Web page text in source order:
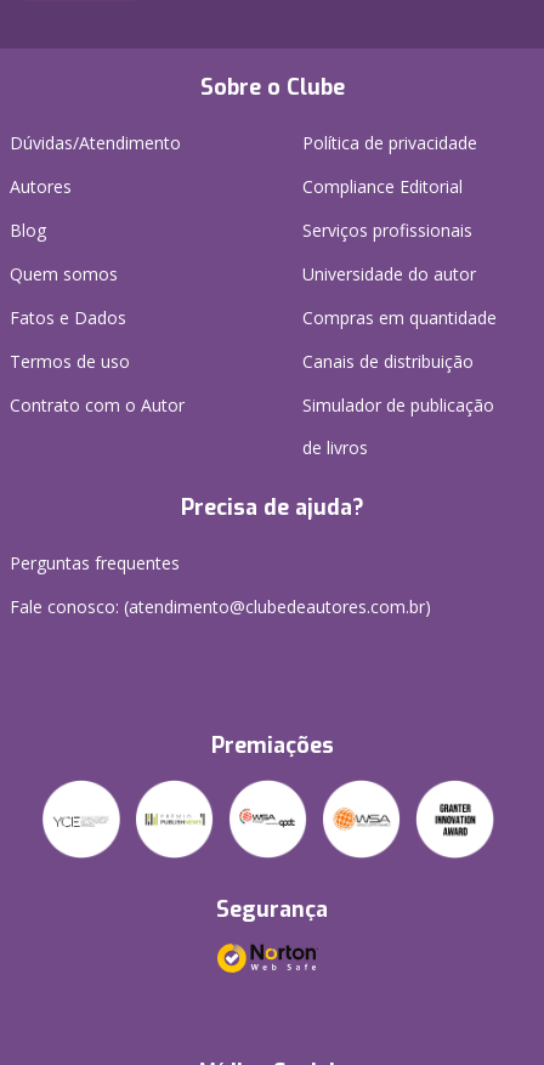
Sobre o Clube
Dúvidas/Atendimento
Autores
Blog
Quem somos
Fatos e Dados
Termos de uso
Contrato com o Autor
Política de privacidade
Compliance Editorial
Serviços profissionais
Universidade do autor
Compras em quantidade
Canais de distribuição
Simulador de publicação
de livros
Precisa de ajuda?
Perguntas frequentes
Fale conosco: (atendimento@clubedeautores.com.br)
Premiações
Segurança